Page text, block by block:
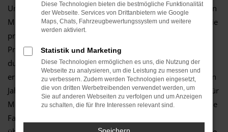
Umgebung? Dann würden wir Ihnen guten Gewissens einen
Mercedes-Benz GLC-Klasse Gebrauchtwagen empfehlen. Sie
profitieren einerseits von einem überaus moderaten
Preisniveau, andererseits aber auch davon, dass Sie ein
durch und durch hochwertiges und langlebiges Fahrzeug
erhalten. Wir vom Autozentrum Schmitz handeln seit vielen
Jahren mit Fahrzeugen und haben ein regelrechtes Faible für
Mercedes-Benz GLC-Klasse Gebrauchtwagen entwickelt. Die
Fahrzeuge sind auch noch nach Jahren attraktiv und
Diese Technologien bieten die bestmögliche Funktionalität
der Webseite. Services von Drittanbietern wie Google
Maps, Chats, Fahrzeugbewertungssystem und weitere
werden aktiviert.
Statistik und Marketing
Diese Technologien ermöglichen es uns, die Nutzung der
Webseite zu analysieren, um die Leistung zu messen und
zu verbessern. Zudem werden Technologien eingesetzt,
die von dritten Werbetreibenden verwendet werden, um
Sie auf anderen Webseiten zu verfolgen und um Anzeigen
zu schalten, die für Ihre Interessen relevant sind.